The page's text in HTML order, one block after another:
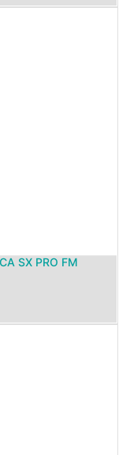
SX PRO FM